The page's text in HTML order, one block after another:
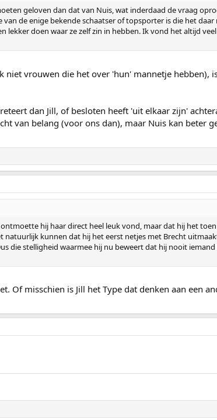
geloven dan dat van Nuis, wat inderdaad de vraag
de enige bekende schaatser of topsporter is die het daar
doen waar ze zelf zin in hebben. Ik vond het altijd
vrouwen die het over 'hun' mannetje hebben),
dan Jill, of besloten heeft 'uit elkaar zijn'
van belang (voor ons dan), maar Nuis kan beter
hij haar direct heel leuk vond, maar dat hij het
kunnen dat hij het eerst netjes met Brecht
die stelligheid waarmee hij nu beweert dat hij nooit
Of misschien is Jill het Type dat denken aan een